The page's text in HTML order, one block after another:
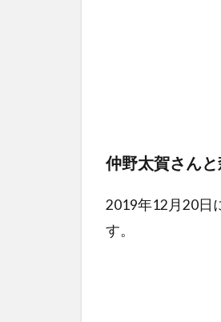
仲野太賀さん
2019年12月20日
す。